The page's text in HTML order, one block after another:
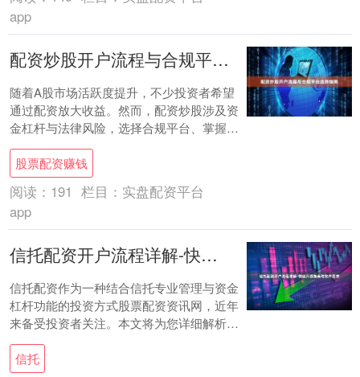
app
配资炒股开户流程与合规平台选择指南
随着A股市场活跃度提升，不少投资者希望
通过配资放大收益。然而，配资炒股涉及资
金杠杆与法律风险，选择合规平台、掌握正
确开户流程至关重要。本文将为您详细解析
配资开户....
股票配资赚钱
阅读： 191 栏目： 实盘配资平台
app
信托配资开户流程详解-快速开通指南与条件要求
信托配资作为一种结合信托专业管理与资金
杠杆功能的投资方式股票配资资讯网，近年
来备受投资者关注。本文将为您详细解析信
托配资的开户流程、快速开通指南以及相关
条件要求....
信托